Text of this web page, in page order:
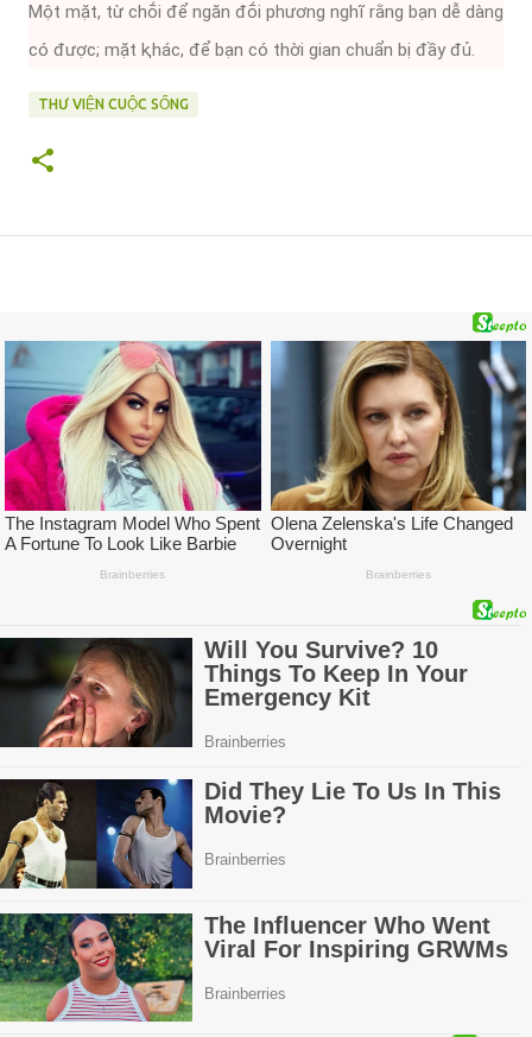
Một mặt, từ chṓi ᵭể ngăn ᵭṓi phương nghĩ rằng bạn dễ dàng
có ᵭược; mặt ⱪhác, ᵭể bạn có thời gian chuẩn bị ᵭầy ᵭủ.
THƯ VIỆN CUỘC SỐNG